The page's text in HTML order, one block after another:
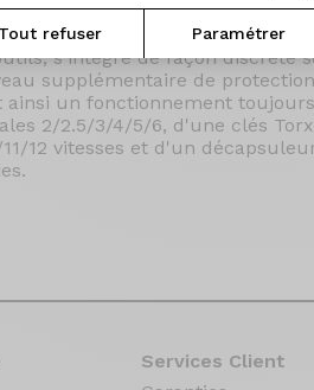
Tout refuser Paramétrer
conçu pour vous
réparations mineurs sur le
s'intègre de façon discrète
supplémentaire de
ainsi un fonctionnement
2/2.5/3/4/5/6, d'une clés
12 vitesses et d'un
Services Client